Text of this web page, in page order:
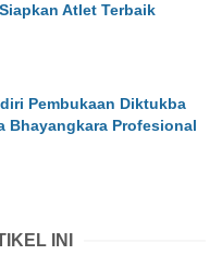
Atlet Terbaik
Pembukaan Diktukba
Bhayangkara Profesional
INI